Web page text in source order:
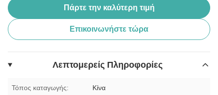
Πάρτε την καλύτερη τιμή
Επικοινωνήστε τώρα
Λεπτομερείς Πληροφορίες
Τόπος καταγωγής: Κίνα